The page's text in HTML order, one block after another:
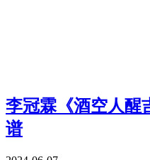
李冠霖《酒空人醒
谱